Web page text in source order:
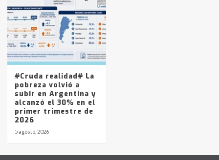
#Cruda realidad# La
pobreza volvió a
subir en Argentina y
alcanzó el 30% en el
primer trimestre de
2026
5 agosto, 2026